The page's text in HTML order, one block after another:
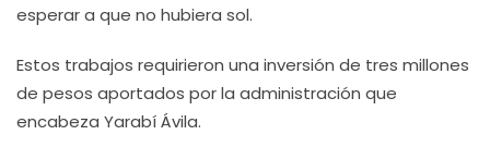
esperar a que no hubiera sol.
Estos trabajos requirieron una inversión de tres millones
de pesos aportados por la administración que
encabeza Yarabí Ávila.